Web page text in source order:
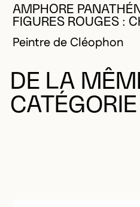
AMPHORE
FIGURES ROUGES :
Peintre de Cléophon
DE LA
CATÉGORIE